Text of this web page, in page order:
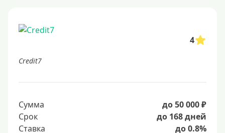
4
Credit7
Сумма
до 50 000 ₽
Срок
до 168 дней
Ставка
до 0.8%